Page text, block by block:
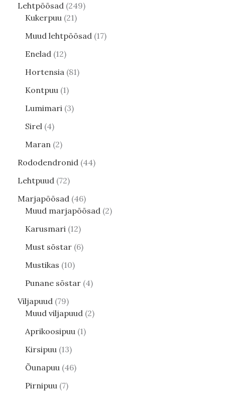
Lehtpõõsad 249
Kukerpuu 21
Muud lehtpõõsad 17
Enelad 12
Hortensia 81
Kontpuu 1
Lumimari 3
Sirel 4
Maran 2
Rododendronid 44
Lehtpuud 72
Marjapõõsad 46
Muud marjapõõsad 2
Karusmari 12
Must sõstar 6
Mustikas 10
Punane sõstar 4
Viljapuud 79
Muud viljapuud 2
Aprikoosipuu 1
Kirsipuu 13
Õunapuu 46
Pirnipuu 7